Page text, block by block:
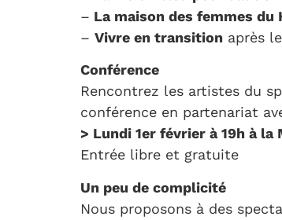
– La maison des femmes du
– Vivre en transition après
Conférence
Rencontrez les artistes du
conférence en partenariat
> Lundi 1er février à 19h à la
Entrée libre et gratuite
Un peu de complicité
Nous proposons à des